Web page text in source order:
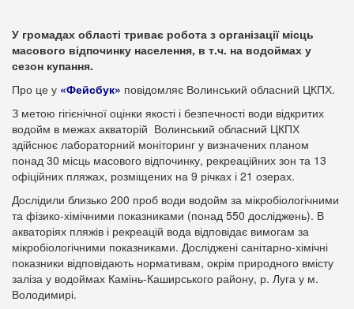
У громадах області триває робота з організації місць
масового відпочинку населення, в т.ч. на водоймах у
сезон купання.
Про це у «Фейсбук» повідомляє Волинський обласний ЦКПХ.
З метою гігієнічної оцінки якості і безпечності води відкритих
водойм в межах акваторій Волинський обласний ЦКПХ
здійснює лабораторний моніторинг у визначених планом
понад 30 місць масового відпочинку, рекреаційних зон та 13
офіційних пляжах, розміщених на 9 річках і 21 озерах.
Дослідили близько 200 проб води водойм за мікробіологічними
та фізико-хімічними показниками (понад 550 досліджень). В
акваторіях пляжів і рекреацій вода відповідає вимогам за
мікробіологічними показниками. Досліджені санітарно-хімічні
показники відповідають нормативам, окрім природного вмісту
заліза у водоймах Камінь-Каширського району, р. Луга у м.
Володимирі.